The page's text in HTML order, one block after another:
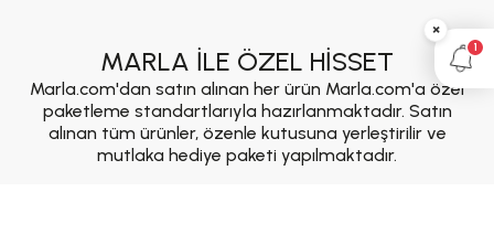
MARLA İLE ÖZEL HİSSET
Marla.com'dan satın alınan her ürün Marla.com'a özel
paketleme standartlarıyla hazırlanmaktadır. Satın
alınan tüm ürünler, özenle kutusuna yerleştirilir ve
mutlaka hediye paketi yapılmaktadır.
×
1